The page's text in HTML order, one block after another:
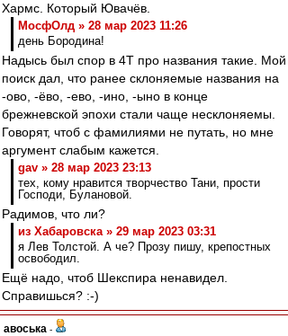
Хармс. Который Ювачёв.
МосфОлд » 28 мар 2023 11:26
день Бородина!
Надысь был спор в 4Т про названия такие. Мой
поиск дал, что ранее склоняемые названия на
-ово, -ёво, -ево, -ино, -ыно в конце
брежневской эпохи стали чаще несклоняемы.
Говорят, чтоб с фамилиями не путать, но мне
аргумент слабым кажется.
gav » 28 мар 2023 23:13
тех, кому нравится творчество Тани, прости
Господи, Булановой.
Радимов, что ли?
из Хабаровска » 29 мар 2023 03:31
я Лев Толстой. А че? Прозу пишу, крепостных
освободил.
Ещё надо, чтоб Шекспира ненавидел.
Справишься? :-)
авоська -